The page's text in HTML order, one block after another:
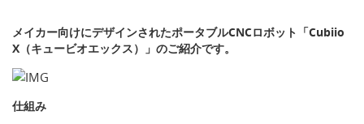
メイカー向けにデザインされたポータブルCNCロボット「Cubiio
X（キュービオエックス）」のご紹介です。
仕組み